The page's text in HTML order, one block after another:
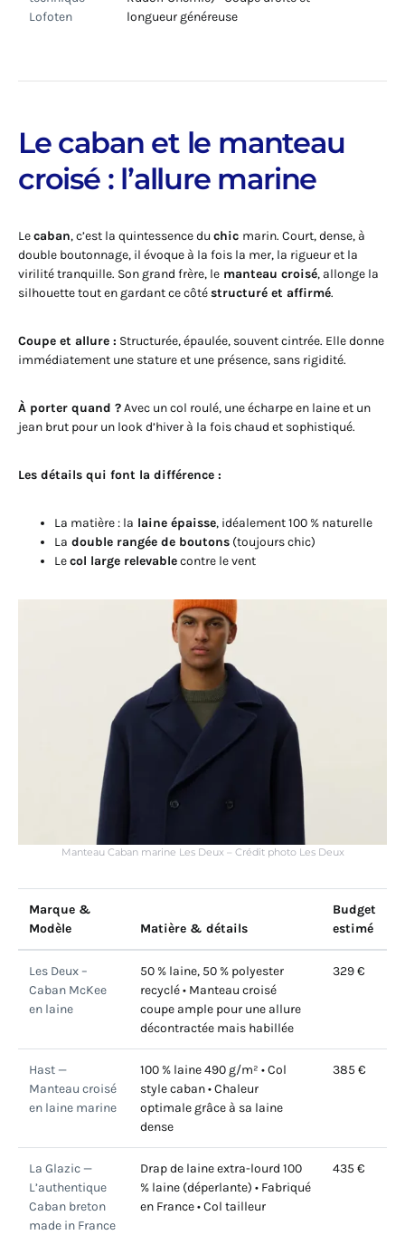
Lofoten
longueur généreuse
Le caban et le manteau
croisé : l’allure marine
Lecaban, c’est la quintessence du chic marin. Court, dense, à
double boutonnage, il évoque à la fois la mer, la rigueur et la
virilité tranquille. Son grand frère, le manteau croisé, allonge la
silhouette tout en gardant ce côtéstructuré et affirmé.
Coupe et allure : Structurée, épaulée, souvent cintrée. Elle donne
immédiatement une stature et une présence, sans rigidité.
À porter quand ?Avec un col roulé, une écharpe en laine et un
jean brut pour un look d’hiver à la fois chaud et sophistiqué.
Les détails qui font la différence :
La matière : la laine épaisse, idéalement 100 % naturelle
La double rangée de boutons (toujours chic)
Lecol large relevablecontre le vent
Manteau Caban marine Les Deux – Crédit photo Les Deux
Marque &
Modèle
Matière & détails
Budget
estimé
Les Deux –
Caban McKee
en laine
50 % laine, 50 % polyester
recyclé • Manteau croisé
coupe ample pour une allure
décontractée mais habillée
329 €
Hast —
Manteau croisé
en laine marine
100 % laine 490 g/m² • Col
style caban • Chaleur
optimale grâce à sa laine
dense
385 €
La Glazic —
L’authentique
Caban breton
made in France
Drap de laine extra-lourd 100
% laine (déperlante) • Fabriqué
en France • Col tailleur
435 €